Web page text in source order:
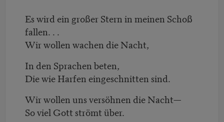
Es wird ein großer Stern in meinen Schoß
fallen. . .
Wir wollen wachen die Nacht,
In den Sprachen beten,
Die wie Harfen eingeschnitten sind.
Wir wollen uns versöhnen die Nacht—
So viel Gott strömt über.